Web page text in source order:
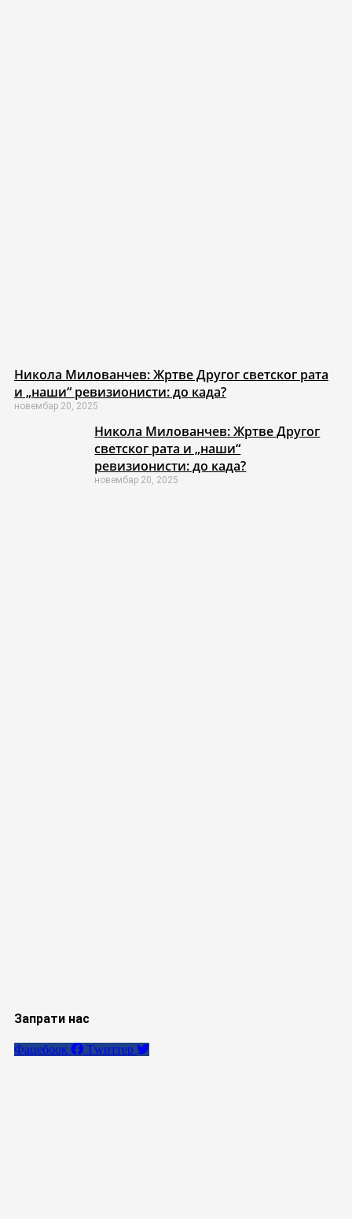
Никола Милованчев: Жртве Другог светског рата
и „наши“ ревизионисти: до када?
новембар 20, 2025
Никола Милованчев: Жртве Другог
светског рата и „наши“
ревизионисти: до када?
новембар 20, 2025
Запрати нас
Фацебоок Тwиттер